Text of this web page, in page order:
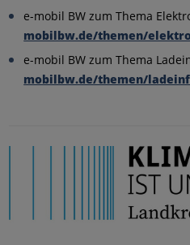
e-mobil BW zum Thema
mobilbw.de/themen/
e-mobil BW zum Thema
mobilbw.de/themen/